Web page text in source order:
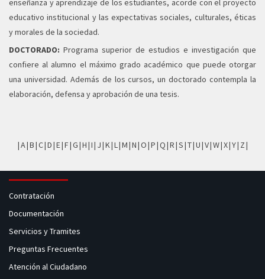
enseñanza y aprendizaje de los estudiantes, acorde con el proyecto
educativo institucional y las expectativas sociales, culturales, éticas
y morales de la sociedad.
DOCTORADO: Programa superior de estudios e investigación que
confiere al alumno el máximo grado académico que puede otorgar
una universidad. Además de los cursos, un doctorado contempla la
elaboración, defensa y aprobación de una tesis.
|A|B|C|D|E|F|G|H|I| J|K|L|M|N|O|P|Q|R|S|T|U|V|W|X|Y| Z|
Contratación
Documentación
Servicios y Tramites
Preguntas Frecuentes
Atención al Ciudadano